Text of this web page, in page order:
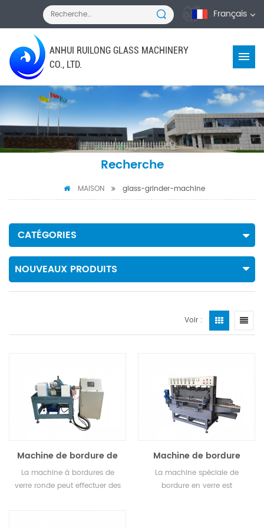
Français
ANHUI RUILONG GLASS MACHINERY
CO., LTD.
Recherche
MAISON glass-grinder-machine
CATÉGORIES
NOUVEAUX PRODUITS
Voir :
Machine de bordure de
verre ronde
La machine à bordures de
verre ronde peut effectuer des
Machine de bordure
spéciale pour panneau
de porte d'armoire
La machine spéciale de
bordure en verre est